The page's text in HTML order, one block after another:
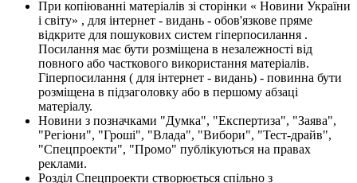
При копіюванні матеріалів зі сторінки « Новини України
і світу» , для інтернет - видань - обов'язкове пряме
відкрите для пошукових систем гіперпосилання .
Посилання має бути розміщена в незалежності від
повного або часткового використання матеріалів.
Гіперпосилання ( для інтернет - видань) - повинна бути
розміщена в підзаголовку або в першому абзаці
матеріалу.
Новини з позначками "Думка", "Експертиза", "Заява",
"Регіони", "Гроші", "Влада", "Вибори", "Тест-драйв",
"Спецпроекти", "Промо" публікуються на правах
реклами.
Розділ Спецпроекти створюється спільно з